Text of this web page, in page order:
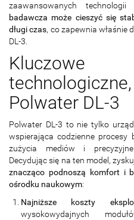
zaawansowanych technologii
badawcza może cieszyć się
długi czas, co zapewnia właśnie
DL-3.
Polwater DL-3
Polwater DL-3 to nie tylko
wspierająca codzienne procesy
zużycia mediów i
Decydując się na ten model,
znacząco podnoszą komfort i
ośrodku naukowym:
Najniższe koszty
wysokowydajnych